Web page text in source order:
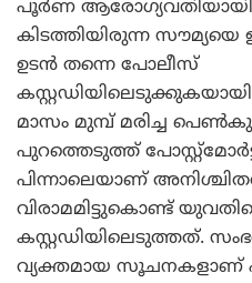
പൂര്‍ണ
കിടത്തിയിരുന്ന
ഉടന്‍ തന്നെ പോലീസ്
മാസം മുമ്പ് മരിച്ച
പുറത്തെടുത്ത്
പിന്നാലെയാണ്
വിരാമമിട്ടുകൊണ്ട്
കസ്റ്റഡിയിലെടുത്തത്.
വ്യക്തമായ സൂചനകളാണ്